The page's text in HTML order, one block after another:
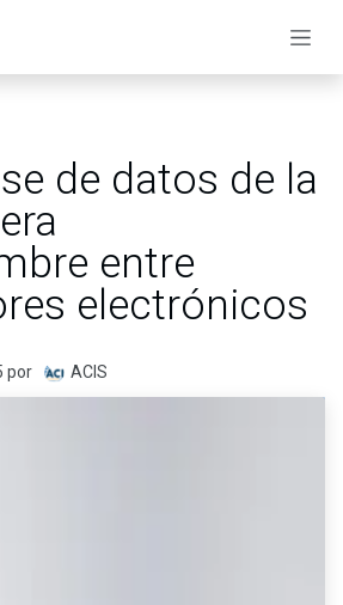
de datos de la
entre
electrónicos
por ACIS